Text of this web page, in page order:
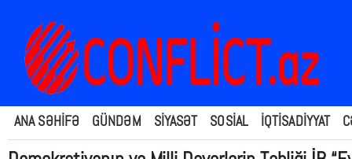
ANA SƏHİFƏ GÜNDƏM SİYASƏT SOSİAL İQTİSADİYYAT